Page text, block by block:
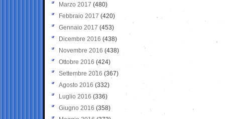
Marzo 2017 (480)
Febbraio 2017 (420)
Gennaio 2017 (453)
Dicembre 2016 (438)
Novembre 2016 (438)
Ottobre 2016 (424)
Settembre 2016 (367)
Agosto 2016 (332)
Luglio 2016 (336)
Giugno 2016 (358)